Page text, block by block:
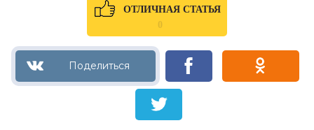
ОТЛИЧНАЯ СТАТЬЯ
0